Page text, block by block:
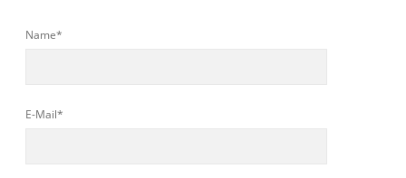
Name*
E-Mail*